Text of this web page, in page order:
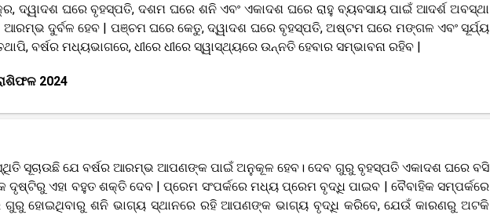
ଦ୍ୱାଦଶ ଘରେ ବୃହସ୍ପତି, ଦଶମ ଘରେ ଶନି ଏବଂ ଏକାଦଶ ଘରେ ରାହୁ ବ୍ୟବସାୟ ପାଇଁ ଆଦର୍ଶ ଅବସ୍ଥା
ଦୁର୍ବଳ ହେବ | ପଞ୍ଚମ ଘରେ କେତୁ, ଦ୍ୱାଦଶ ଘରେ ବୃହସ୍ପତି, ଅଷ୍ଟମ ଘରେ ମଙ୍ଗଳ ଏବଂ ସୂର୍ଯ୍ୟ
ବର୍ଷର ମଧ୍ୟଭାଗରେ, ଧୀରେ ଧୀରେ ସ୍ୱାସ୍ଥ୍ୟରେ ଉନ୍ନତି ହେବାର ସମ୍ଭାବନା ରହିବ |
2024
ସୂଚାଉଛି ଯେ ବର୍ଷର ଆରମ୍ଭ ଆପଣଙ୍କ ପାଇଁ ଅନୁକୂଳ ହେବ। ଦେବ ଗୁରୁ ବୃହସ୍ପତି ଏକାଦଶ ଘରେ ବସି
ଏହା ବହୁତ ଶକ୍ତି ଦେବ | ପ୍ରେମ ସଂପର୍କରେ ମଧ୍ୟ ପ୍ରେମ ବୃଦ୍ଧି ପାଇବ | ବୈବାହିକ ସମ୍ପର୍କରେ
ଗୁରୁ ହୋଇଥିବାରୁ ଶନି ଭାଗ୍ୟ ସ୍ଥାନରେ ରହି ଆପଣଙ୍କ ଭାଗ୍ୟ ବୃଦ୍ଧି କରିବେ, ଯେଉଁ କାରଣରୁ ଅଟକି